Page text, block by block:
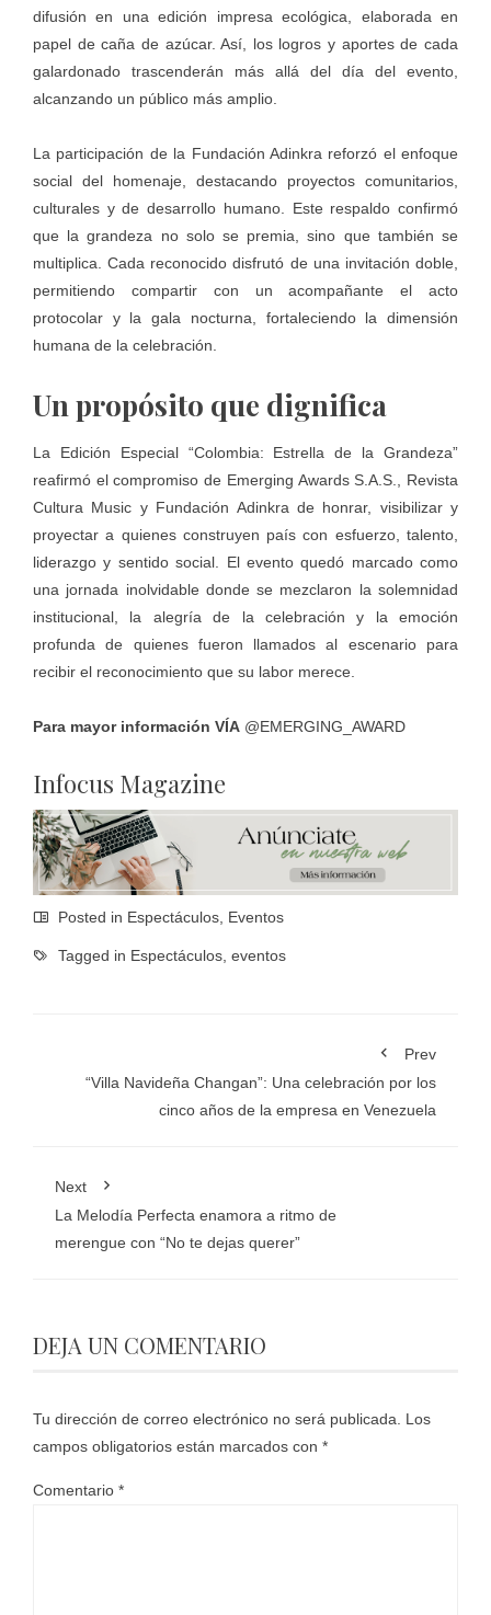
difusión en una edición impresa ecológica, elaborada en
papel de caña de azúcar. Así, los logros y aportes de cada
galardonado trascenderán más allá del día del evento,
alcanzando un público más amplio.
La participación de la Fundación Adinkra reforzó el enfoque
social del homenaje, destacando proyectos comunitarios,
culturales y de desarrollo humano. Este respaldo confirmó
que la grandeza no solo se premia, sino que también se
multiplica. Cada reconocido disfrutó de una invitación doble,
permitiendo compartir con un acompañante el acto
protocolar y la gala nocturna, fortaleciendo la dimensión
humana de la celebración.
Un propósito que dignifica
La Edición Especial “Colombia: Estrella de la Grandeza”
reafirmó el compromiso de Emerging Awards S.A.S., Revista
Cultura Music y Fundación Adinkra de honrar, visibilizar y
proyectar a quienes construyen país con esfuerzo, talento,
liderazgo y sentido social. El evento quedó marcado como
una jornada inolvidable donde se mezclaron la solemnidad
institucional, la alegría de la celebración y la emoción
profunda de quienes fueron llamados al escenario para
recibir el reconocimiento que su labor merece.
Para mayor información VÍA @EMERGING_AWARD
Infocus Magazine
Posted in Espectáculos Eventos
Tagged in Espectáculos eventos
Prev
“Villa Navideña Changan”: Una celebración por los
cinco años de la empresa en Venezuela
Next
La Melodía Perfecta enamora a ritmo de
merengue con “No te dejas querer”
DEJA UN COMENTARIO
Tu dirección de correo electrónico no será publicada.
Los
campos obligatorios están marcados con *
Comentario *